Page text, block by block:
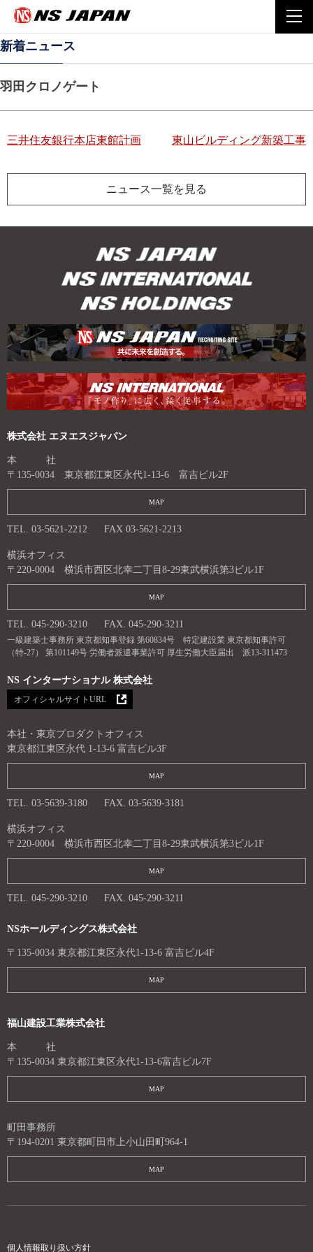
Home
新着ニュース
羽田クロノゲート
投
稿
ョ
ン
三井住友銀行本店東館計画 東山ビルディング新築工事
ニュース一覧を見る
株式会社 エヌエスジャパン
本 社
〒135-0034 東京都江東区永代1-13-6 富吉ビル2F
MAP
TEL. 03-5621-2212 FAX 03-5621-2213
横浜オフィス
〒220-0004 横浜市西区北幸二丁目8-29東武横浜第3ビル1F
MAP
TEL. 045-290-3210 FAX. 045-290-3211
一級建築士事務所 東京都知事登録 第60834号 特定建設業 東京都知事許可
（特-27） 第101149号 労働者派遣事業許可 厚生労働大臣届出 派13-311473
NS インターナショナル 株式会社
オフィシャルサイトURL
本社・東京プロダクトオフィス
東京都江東区永代 1-13-6 富吉ビル3F
MAP
TEL. 03-5639-3180 FAX. 03-5639-3181
横浜オフィス
〒220-0004 横浜市西区北幸二丁目8-29東武横浜第3ビル1F
MAP
TEL. 045-290-3210 FAX. 045-290-3211
NSホールディングス株式会社
〒135-0034 東京都江東区永代1-13-6 富吉ビル4F
MAP
福山建設工業株式会社
本 社
〒135-0034 東京都江東区永代1-13-6富吉ビル7F
MAP
町田事務所
〒194-0201 東京都町田市上小山田町964-1
MAP
個人情報取り扱い方針